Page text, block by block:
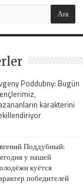
Poddubny: Bugün
karakterini
Поддубный:
у нашей
куётся
победителей